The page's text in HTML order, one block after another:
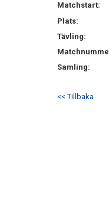
Matchstart:
Plats:
Tävling:
Samling:
<< Tillbaka